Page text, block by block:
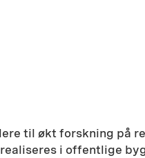
til økt forskning
i offentlige